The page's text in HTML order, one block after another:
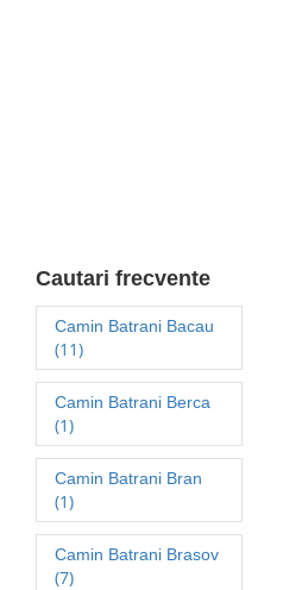
Cautari frecvente
Camin Batrani Bacau
(11)
Camin Batrani Berca
(1)
Camin Batrani Bran
(1)
Camin Batrani Brasov
(7)